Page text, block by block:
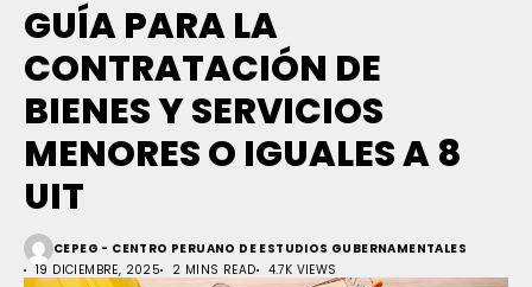
GUÍA PARA LA
CONTRATACIÓN DE
BIENES Y SERVICIOS
MENORES O IGUALES A 8
UIT
CEPEG - CENTRO PERUANO DE ESTUDIOS GUBERNAMENTALES
19 DICIEMBRE, 2025
2 MINS READ 4.7K VIEWS